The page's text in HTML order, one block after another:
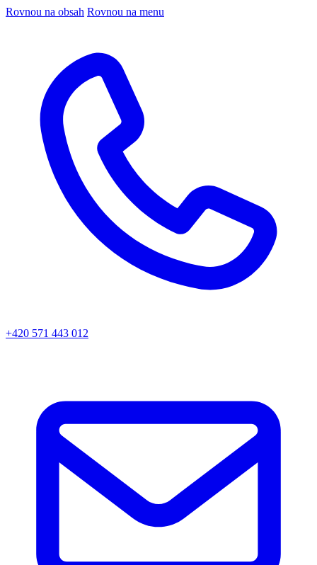
Rovnou na obsah Rovnou na menu
+420 571 443 012